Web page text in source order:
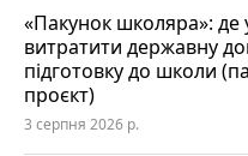
«Пакунок школяра»: де
витратити державну
підготовку до школи
проєкт)
3 серпня 2026 р.